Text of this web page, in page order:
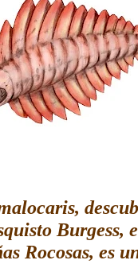
Burgess,
Rocosas, es